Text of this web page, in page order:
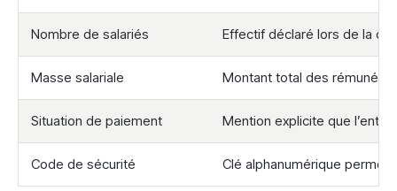
Nombre de salariés Effectif déclaré lors de la
Masse salariale Montant total des
Situation de paiement Mention explicite que
Code de sécurité Clé alphanumérique